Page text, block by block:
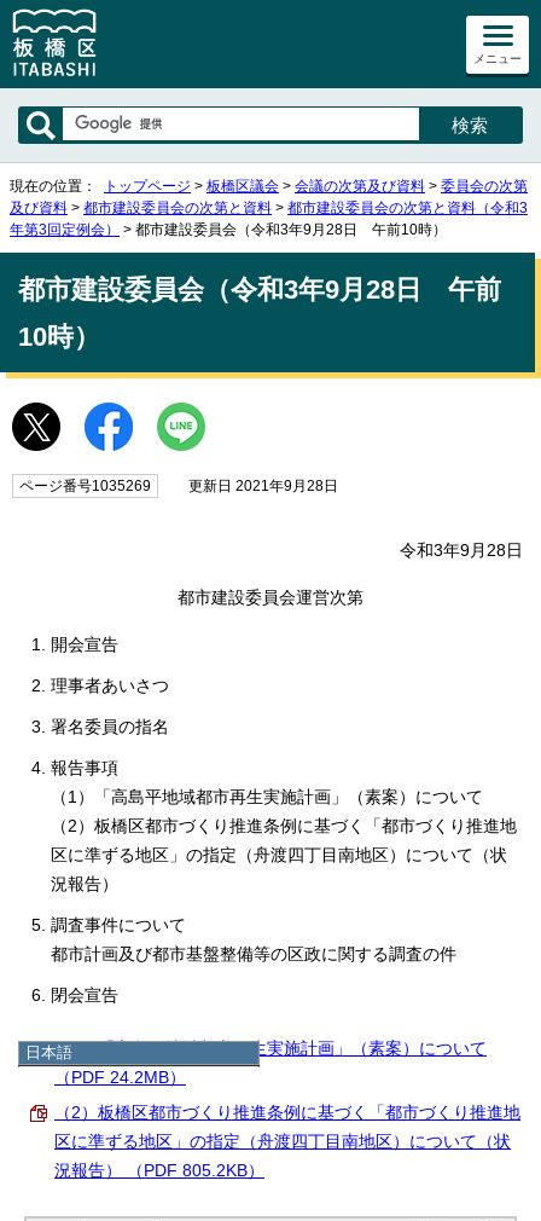
メニュー
日本語
日本語
한국어
简体中文
繁體中文
現在の位置： トップページ > 板橋区議会 > 会議の次第及び資料 > 委員会の次第
及び資料 > 都市建設委員会の次第と資料 > 都市建設委員会の次第と資料（令和3
年第3回定例会）
> 都市建設委員会（令和3年9月28日 午前10時）
都市建設委員会（令和3年9月28日 午前
10時）
ページ番号1035269 更新日 2021年9月28日
令和3年9月28日
都市建設委員会運営次第
開会宣告
理事者あいさつ
署名委員の指名
報告事項
（1）「高島平地域都市再生実施計画」（素案）について
（2）板橋区都市づくり推進条例に基づく「都市づくり推進地
区に準ずる地区」の指定（舟渡四丁目南地区）について（状
況報告）
調査事件について
都市計画及び都市基盤整備等の区政に関する調査の件
閉会宣告
（1）「高島平地域都市再生実施計画」（素案）について
（PDF 24.2MB）
（2）板橋区都市づくり推進条例に基づく「都市づくり推進地
区に準ずる地区」の指定（舟渡四丁目南地区）について（状
況報告） （PDF 805.2KB）